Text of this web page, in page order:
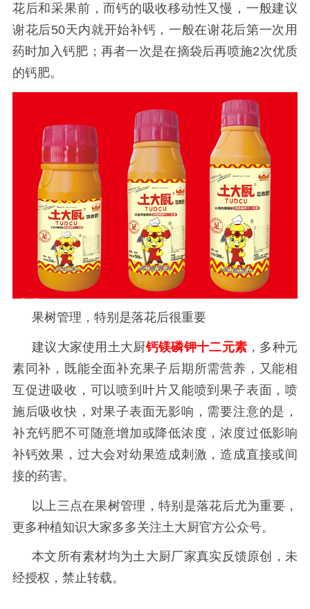
花后和采果前，而钙的吸收移动性又慢，一般建议
谢花后50天内就开始补钙，一般在谢花后第一次用
药时加入钙肥 ； 再者一次是在摘袋后再喷施2次优质
的钙肥。
果树管理，特别是落花后很重要
建议大家使用土大厨钙镁磷钾十二元素 ，多种元
素同补，既能全面补充果子后期所需营养，又能相
互促进吸收，可以喷到叶片又能喷到果子表面，喷
施后吸收快，对果子表面无影响，需要注意的是 ，
补充钙肥不可随意增加或降低浓度，浓度过低影响
补钙效果，过大会对幼果造成刺激，造成直接或间
接的药害。
以上三点在果树管理，特别是落花后尤为重要，
更多种植知识大家多多关注土大厨官方公众号。
本文所有素材均为土大厨厂家真实反馈原创，未
经授权，禁止转载。